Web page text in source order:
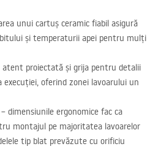
unui cartuș ceramic fiabil asigură
și temperaturii apei pentru mulți
atent proiectată și grija pentru detalii
oferind zonei lavoarului un
– dimensiunile ergonomice fac ca
montajul pe majoritatea lavoarelor
tip blat prevăzute cu orificiu